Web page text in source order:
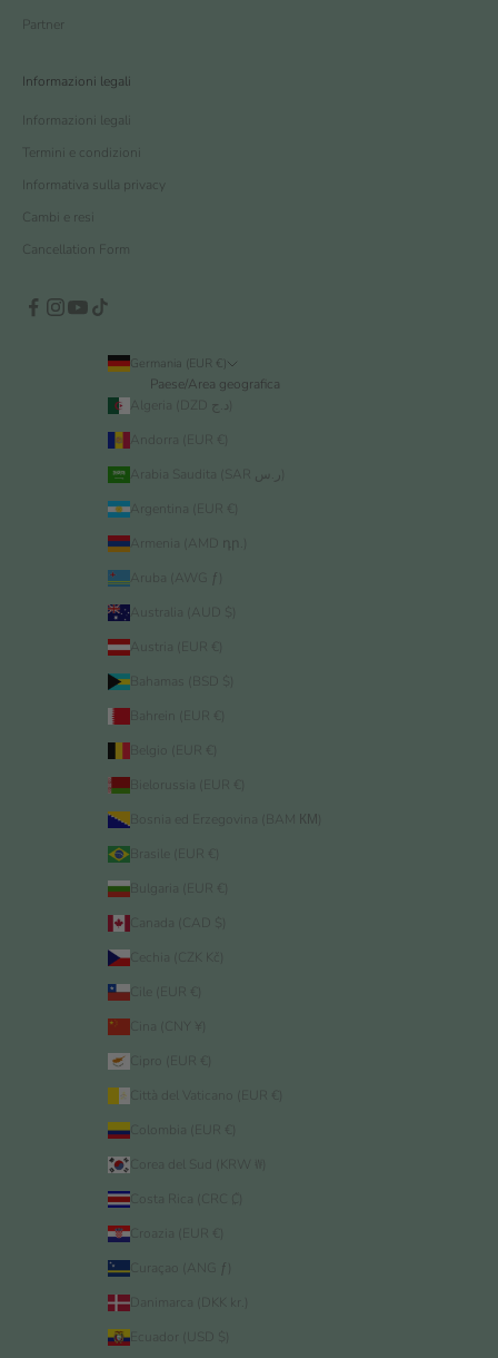
Partner
Informazioni legali
Informazioni legali
Termini e condizioni
Informativa sulla privacy
Cambi e resi
Cancellation Form
Germania (EUR €)
Paese/Area geografica
Andorra (EUR €)
Argentina (EUR €)
Armenia (AMD դր.)
Aruba (AWG ƒ)
Australia (AUD $)
Austria (EUR €)
Bahamas (BSD $)
Bahrein (EUR €)
Belgio (EUR €)
Bielorussia (EUR €)
Bosnia ed Erzegovina (BAM КМ)
Brasile (EUR €)
Bulgaria (EUR €)
Canada (CAD $)
Cechia (CZK Kč)
Cina (CNY ¥)
Cipro (EUR €)
Città del Vaticano (EUR €)
Colombia (EUR €)
Corea del Sud (KRW ₩)
Costa Rica (CRC ₡)
Croazia (EUR €)
Curaçao (ANG ƒ)
Danimarca (DKK kr.)
Ecuador (USD $)